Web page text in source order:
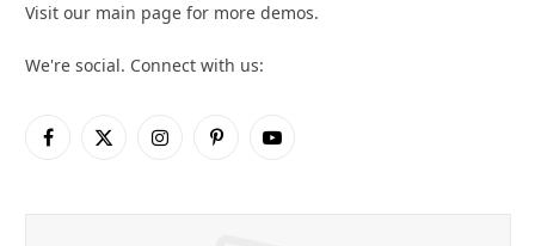
Visit our main page for more demos.
We're social. Connect with us:
Facebook
X
InstagramPinterestYouTube